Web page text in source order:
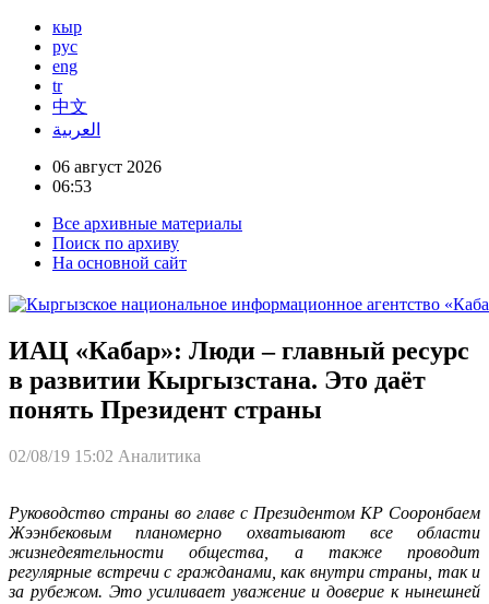
кыр
рус
eng
tr
中文
العربية
06 август 2026
06:53
Все архивные материалы
Поиск по архиву
На основной сайт
ИАЦ «Кабар»: Люди – главный ресурс
в развитии Кыргызстана. Это даёт
понять Президент страны
02/08/19 15:02 Аналитика
Руководство страны во главе с Президентом КР Сооронбаем
Жээнбековым планомерно охватывают все области
жизнедеятельности общества, а также проводит
регулярные встречи с гражданами, как внутри страны, так и
за рубежом. Это усиливает уважение и доверие к нынешней